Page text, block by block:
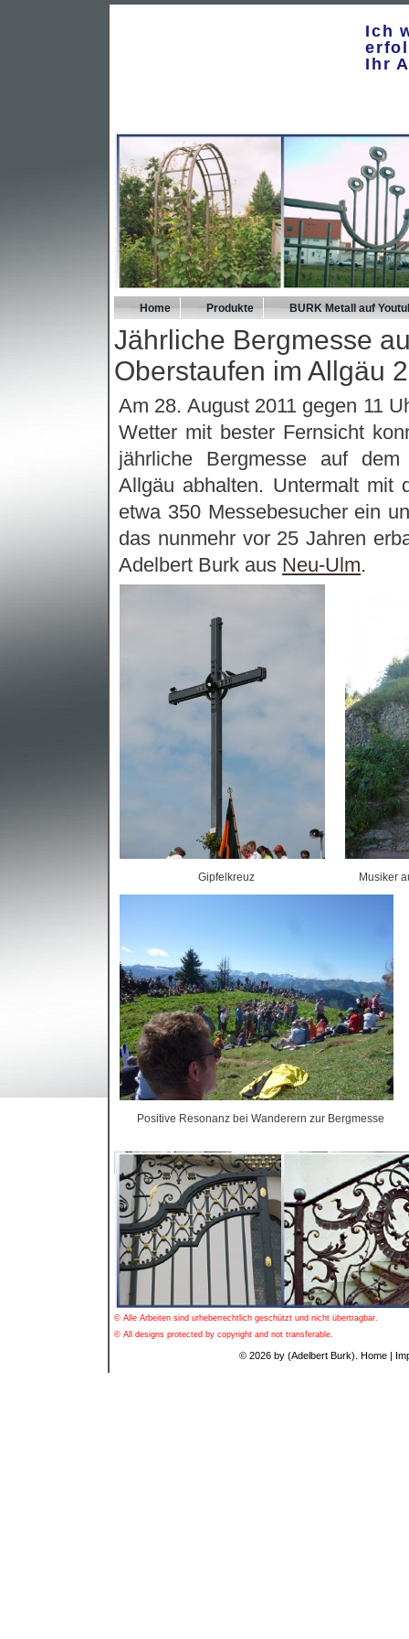
Ich
Ihr
Home Produkte BURK Metall auf
Jährliche Bergmesse
Oberstaufen im Allgäu
Am 28. August 2011 gegen 11
Wetter mit bester Fernsicht
jährliche Bergmesse auf
Allgäu abhalten. Untermalt mit
etwa 350 Messebesucher ein
das nunmehr vor 25 Jahren
Adelbert Burk aus Neu-Ulm.
Gipfelkreuz Musiker
Positive Resonanz bei Wanderern zur Bergmesse
© Alle Arbeiten sind urheberrechtlich geschützt und nicht übertragbar.
© All designs protected by copyright and not transferable.
© 2026 by (Adelbert Burk). Home|